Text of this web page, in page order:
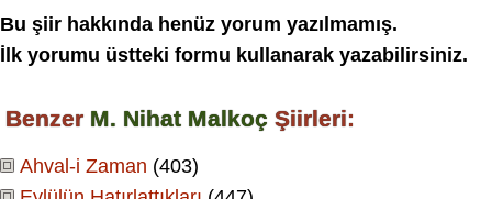
Bu şiir hakkında henüz yorum yazılmamış.
İlk yorumu üstteki formu kullanarak yazabilirsiniz.
Benzer M. Nihat Malkoç Şiirleri:
Ahval-i Zaman (403)